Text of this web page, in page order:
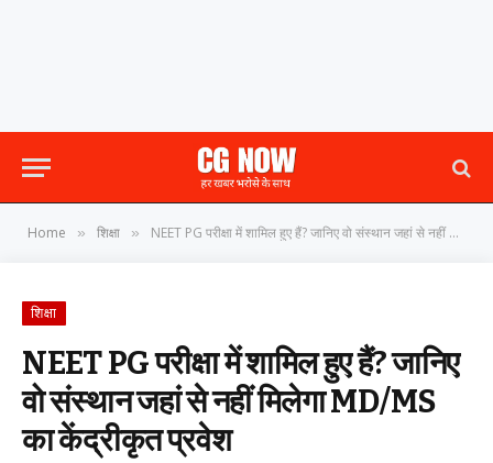
Home » शिक्षा » NEET PG परीक्षा में शामिल हुए हैं? जानिए वो संस्थान जहां से नहीं मिलेगा MD/MS का केंद्रीकृत प्रवेश
शिक्षा
NEET PG परीक्षा में शामिल हुए हैं? जानिए
वो संस्थान जहां से नहीं मिलेगा MD/MS
का केंद्रीकृत प्रवेश